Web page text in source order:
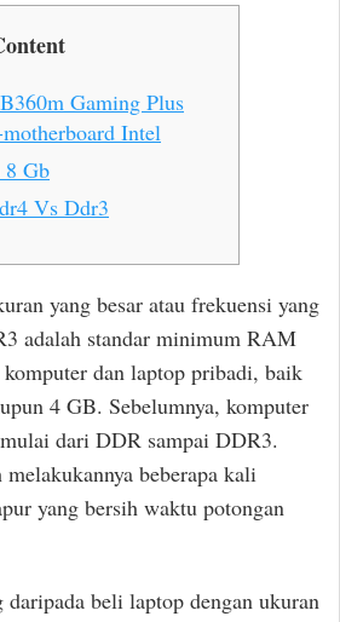
Gaming Plus
Intel
8 Gb
Vs Ddr3
yang besar atau frekuensi yang
adalah standar minimum RAM
dan laptop pribadi, baik
4 GB. Sebelumnya, komputer
dari DDR sampai DDR3.
beberapa kali
yang bersih waktu potongan
beli laptop dengan ukuran